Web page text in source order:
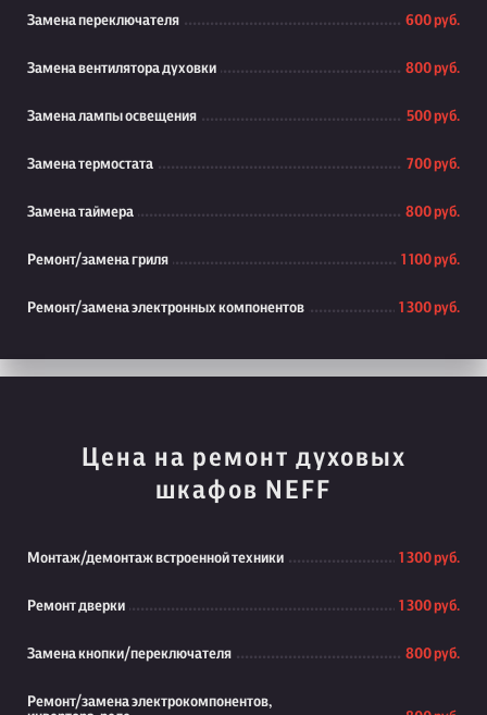
Замена переключателя 600 руб.
Замена вентилятора духовки 800 руб.
Замена лампы освещения 500 руб.
Замена термостата 700 руб.
Замена таймера 800 руб.
Ремонт/замена гриля 1 100 руб.
Ремонт/замена электронных компонентов 1 300 руб.
Цена на ремонт духовых
шкафов NEFF
Монтаж/демонтаж встроенной техники 1 300 руб.
Ремонт дверки 1 300 руб.
Замена кнопки/переключателя 800 руб.
Ремонт/замена электрокомпонентов,